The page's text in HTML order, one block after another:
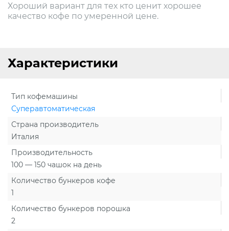
Хороший вариант для тех кто ценит хорошее
качество кофе по умеренной цене.
Характеристики
Тип кофемашины
Суперавтоматическая
Страна производитель
Италия
Производительность
100 — 150 чашок на день
Количество бункеров кофе
1
Количество бункеров порошка
2